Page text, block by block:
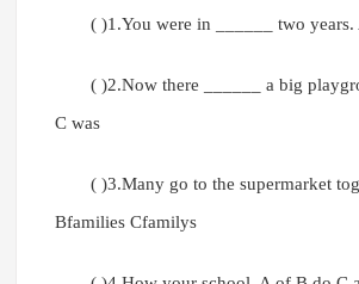
( )1.You were in ______ two
( )2.Now there ______ a big
C was
( )3.Many go to the supermarket
Bfamilies Cfamilys